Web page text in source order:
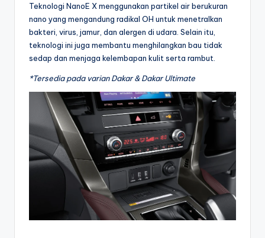
Teknologi NanoE X menggunakan partikel air berukuran
nano yang mengandung radikal OH untuk menetralkan
bakteri, virus, jamur, dan alergen di udara. Selain itu,
teknologi ini juga membantu menghilangkan bau tidak
sedap dan menjaga kelembapan kulit serta rambut.
*Tersedia pada varian Dakar & Dakar Ultimate